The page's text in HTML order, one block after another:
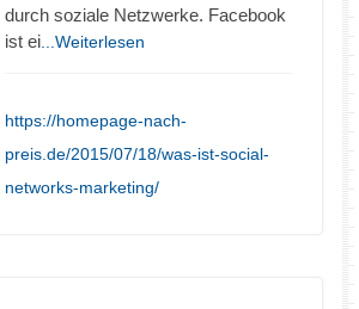
durch soziale Netzwerke. Facebook
ist ei ...Weiterlesen
https://homepage-nach-
preis.de/2015/07/18/was-ist-social-
networks-marketing/